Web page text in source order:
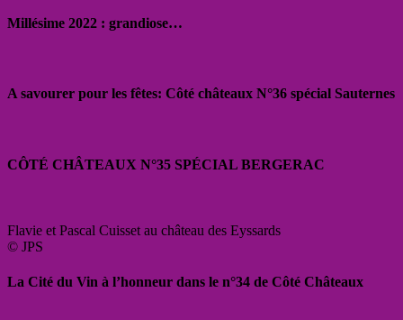
Millésime 2022 : grandiose…
A savourer pour les fêtes: Côté châteaux N°36 spécial Sauternes
CÔTÉ CHÂTEAUX N°35 SPÉCIAL BERGERAC
Flavie et Pascal Cuisset au château des Eyssards
© JPS
La Cité du Vin à l’honneur dans le n°34 de Côté Châteaux